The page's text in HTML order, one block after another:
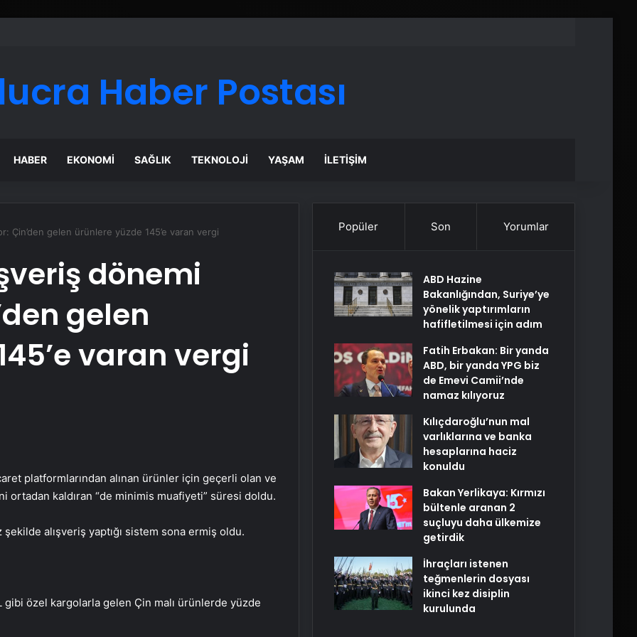
Haber Postası
HABER EKONOMI SAĞLIK TEKNOLOJI YAŞAM İLETIŞIM
Çin’den gelen ürünlere yüzde 145’e varan vergi
dönemi
gelen
varan vergi
platformlarından alınan ürünler için geçerli olan ve
kaldıran “de minimis muafiyeti” süresi doldu.
alışveriş yaptığı sistem sona ermiş oldu.
özel kargolarla gelen Çin malı ürünlerde yüzde
Popüler Son Yorumlar
ABD Hazine
Bakanlığından, Suriye’ye
yönelik yaptırımların
hafifletilmesi için adım
Fatih Erbakan: Bir yanda
ABD, bir yanda YPG biz
de Emevi Camii’nde
namaz kılıyoruz
Kılıçdaroğlu’nun mal
varlıklarına ve banka
hesaplarına haciz
konuldu
Bakan Yerlikaya: Kırmızı
bültenle aranan 2
suçluyu daha ülkemize
getirdik
İhraçları istenen
teğmenlerin dosyası
ikinci kez disiplin
kurulunda